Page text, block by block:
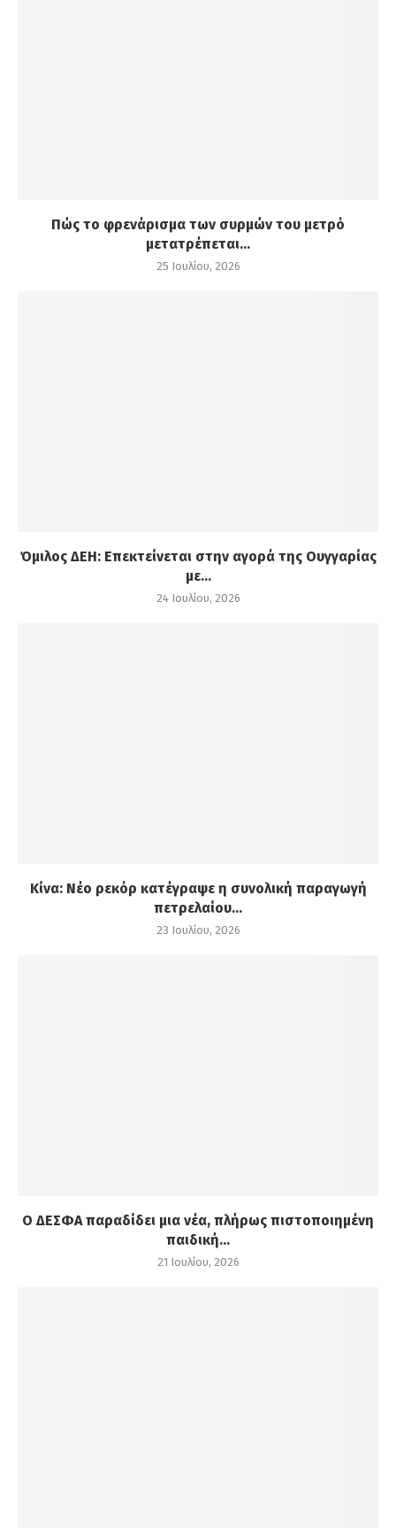
Πώς το φρενάρισμα των συρμών του μετρό
μετατρέπεται...
25 Ιουλίου, 2026
Όμιλος ΔΕΗ: Επεκτείνεται στην αγορά της Ουγγαρίας
με...
24 Ιουλίου, 2026
Κίνα: Νέο ρεκόρ κατέγραψε η συνολική παραγωγή
πετρελαίου...
23 Ιουλίου, 2026
Ο ΔΕΣΦΑ παραδίδει μια νέα, πλήρως πιστοποιημένη
παιδική...
21 Ιουλίου, 2026